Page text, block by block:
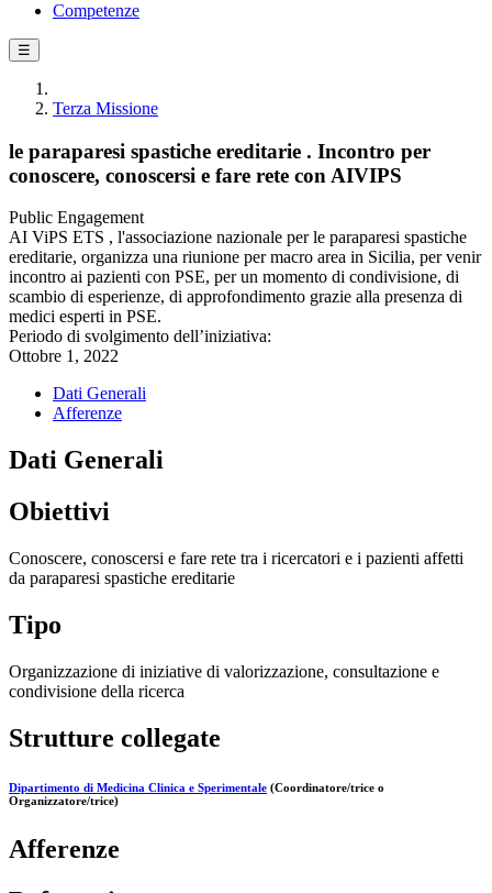
Competenze
☰
Terza Missione
le paraparesi spastiche ereditarie . Incontro per
conoscere, conoscersi e fare rete con AIVIPS
Public Engagement
AI ViPS ETS , l'associazione nazionale per le paraparesi spastiche
ereditarie, organizza una riunione per macro area in Sicilia, per venir
incontro ai pazienti con PSE, per un momento di condivisione, di
scambio di esperienze, di approfondimento grazie alla presenza di
medici esperti in PSE.
Periodo di svolgimento dell’iniziativa:
Ottobre 1, 2022
Dati Generali
Afferenze
Dati Generali
Obiettivi
Conoscere, conoscersi e fare rete tra i ricercatori e i pazienti affetti
da paraparesi spastiche ereditarie
Tipo
Organizzazione di iniziative di valorizzazione, consultazione e
condivisione della ricerca
Strutture collegate
Dipartimento di Medicina Clinica e Sperimentale (Coordinatore/trice o
Organizzatore/trice)
Afferenze